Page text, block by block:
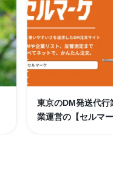
東京のDM発送代行業
業運営の【セルマー